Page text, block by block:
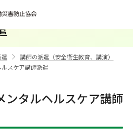
メンタルヘルスケ
遣 >講師の派遣（安全衛生教育、講演）
スケア講師派遣
ンタルヘルスケア講師